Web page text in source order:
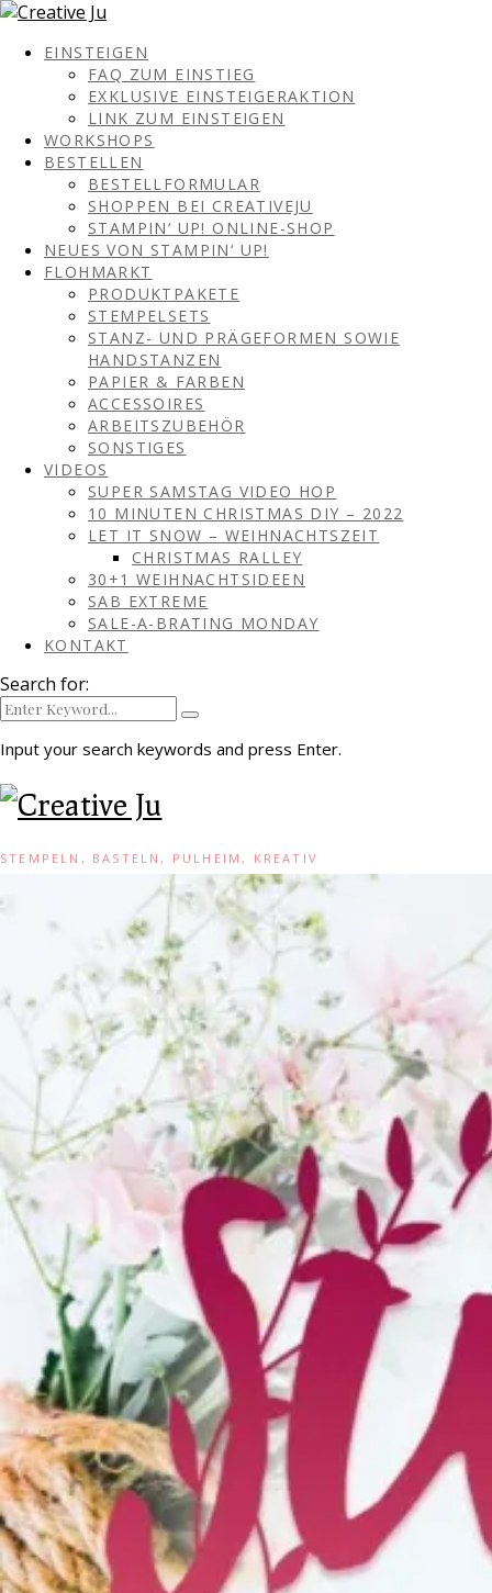
EINSTEIGEN
FAQ ZUM EINSTIEG
EXKLUSIVE EINSTEIGERAKTION
LINK ZUM EINSTEIGEN
WORKSHOPS
BESTELLEN
BESTELLFORMULAR
SHOPPEN BEI CREATIVEJU
STAMPIN‘ UP! ONLINE-SHOP
NEUES VON STAMPIN‘ UP!
FLOHMARKT
PRODUKTPAKETE
STEMPELSETS
STANZ- UND PRÄGEFORMEN SOWIE
HANDSTANZEN
PAPIER & FARBEN
ACCESSOIRES
ARBEITSZUBEHÖR
SONSTIGES
VIDEOS
SUPER SAMSTAG VIDEO HOP
10 MINUTEN CHRISTMAS DIY – 2022
LET IT SNOW – WEIHNACHTSZEIT
CHRISTMAS RALLEY
30+1 WEIHNACHTSIDEEN
SAB EXTREME
SALE-A-BRATING MONDAY
KONTAKT
Search for:
Input your search keywords and press Enter.
STEMPELN, BASTELN, PULHEIM, KREATIV